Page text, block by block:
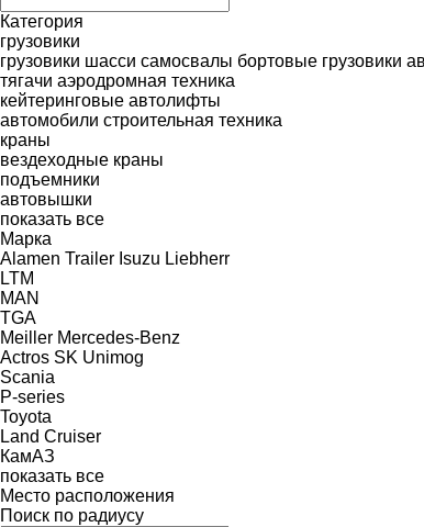
Категория
грузовики
грузовики шасси самосвалы бортовые грузовики
тягачи аэродромная техника
кейтеринговые автолифты
автомобили строительная техника
краны
вездеходные краны
подъемники
автовышки
показать все
Марка
Alamen Trailer Isuzu Liebherr
LTM
MAN
TGA
Meiller Mercedes-Benz
Actros SK Unimog
Scania
P-series
Toyota
Land Cruiser
КамАЗ
показать все
Место расположения
Поиск по радиусу